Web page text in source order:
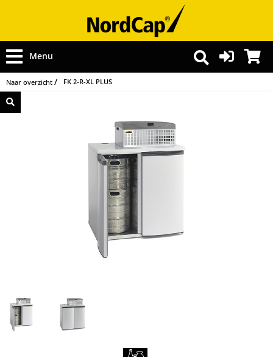
Menu
Naar overzicht FK 2-R-XL PLUS